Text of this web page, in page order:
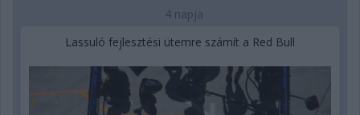
4 napja
Lassuló fejlesztési ütemre számít a Red Bull